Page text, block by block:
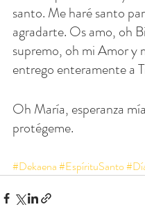
santo. Me haré santo
agradarte. Os amo, oh
supremo, oh mi Amor y
entrego enteramente a
Oh María, esperanza
protégeme.
#Dekaena#EspírituSanto